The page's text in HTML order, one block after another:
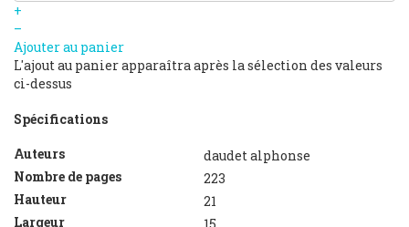
+
–
Ajouter au panier
L'ajout au panier apparaîtra après la sélection des valeurs
ci-dessus
Spécifications
Auteurs
daudet alphonse
Nombre de pages
223
Hauteur
21
Largeur